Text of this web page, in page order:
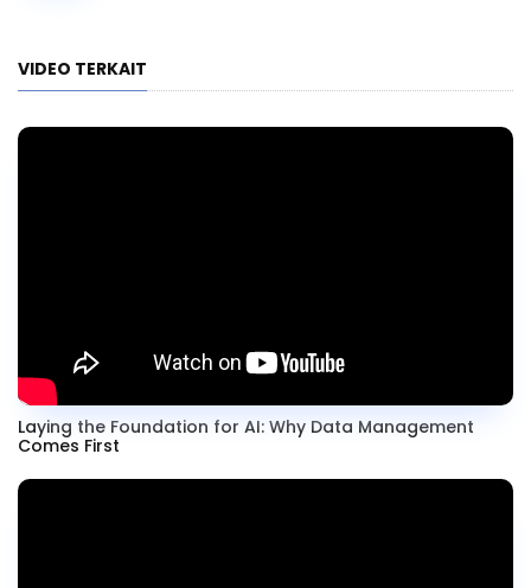
VIDEO TERKAIT
Laying the Foundation for AI: Why Data Management
Comes First